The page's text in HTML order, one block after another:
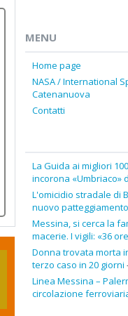
MENU
Home page
NASA / International
Catenanuova
Contatti
La Guida ai migliori
incorona «Umbriaco»
L'omicidio stradale di
nuovo patteggiamento
Messina, si cerca la
macerie. I vigili: «36
Donna trovata morta
terzo caso in 20 giorni
Linea Messina –
circolazione